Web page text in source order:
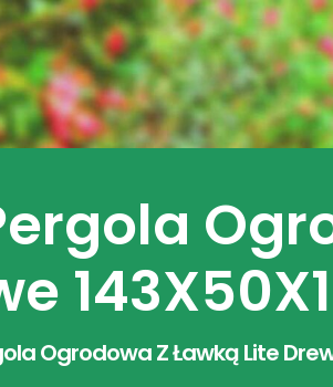
Ogrodowa Z Ławką Lite